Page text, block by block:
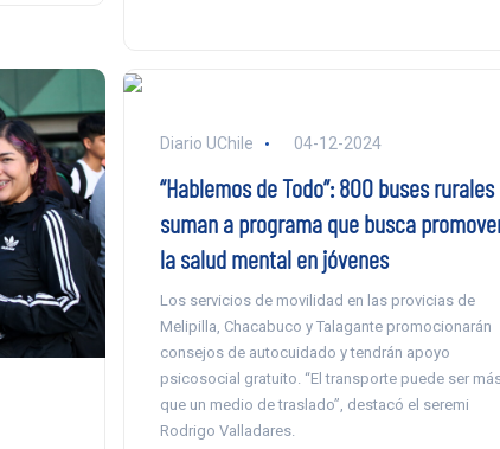
Diario UChile 04-12-2024
“Hablemos de Todo”: 800 buses rurales
suman a programa que busca
la salud mental en jóvenes
Los servicios de movilidad en las provicias de
Melipilla, Chacabuco y Talagante promocionarán
consejos de autocuidado y tendrán apoyo
psicosocial gratuito. “El transporte puede ser
que un medio de traslado”, destacó el seremi
Rodrigo Valladares.